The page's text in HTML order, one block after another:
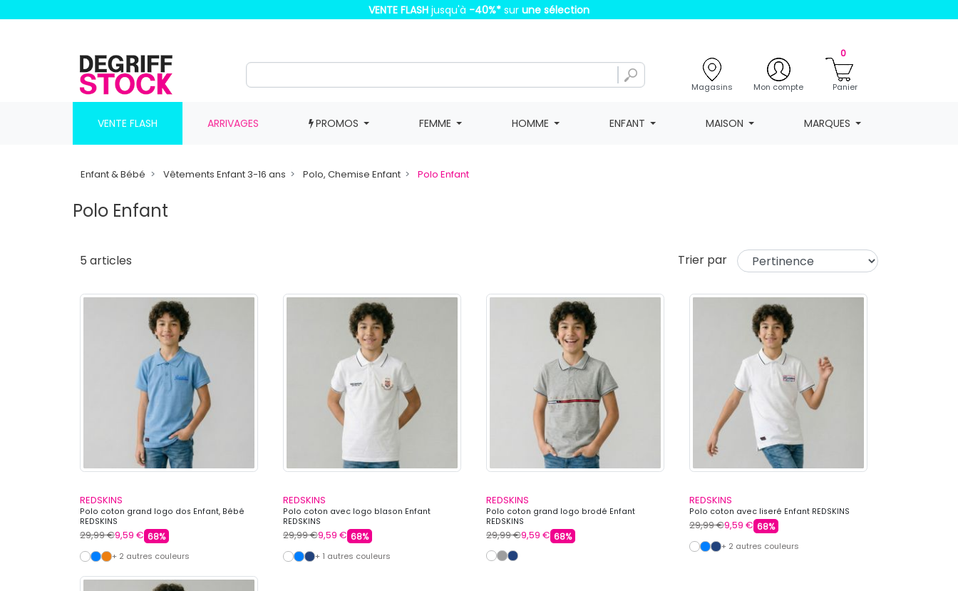
VENTE FLASH jusqu'à -40%* sur une sélection
Magasins Mon compte
0
Panier
VENTE FLASH ARRIVAGES PROMOS FEMME HOMME ENFANT MAISON MARQUES
Enfant & Bébé Vêtements Enfant 3-16 ans Polo, Chemise Enfant Polo Enfant
Polo Enfant
5 articles Trier par
REDSKINS
Polo coton grand logo dos Enfant, Bébé
REDSKINS
29,99 €9,59 € 68%
+ 2 autres couleurs
REDSKINS
Polo coton avec logo blason Enfant
REDSKINS
29,99 €9,59 € 68%
+ 1 autres couleurs
REDSKINS
Polo coton grand logo brodé Enfant
REDSKINS
29,99 €9,59 € 68%
REDSKINS
Polo coton avec liseré Enfant REDSKINS
29,99 €9,59 € 68%
+ 2 autres couleurs